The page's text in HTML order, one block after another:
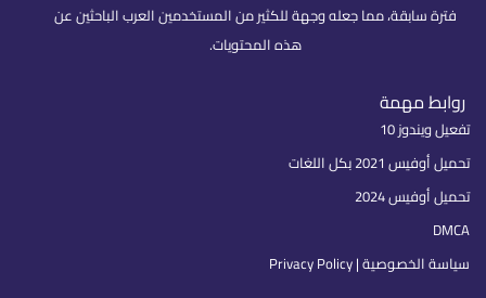
فترة سابقة، مما جعله وجهة للكثير من المستخدمين العرب الباحثين عن
هذه المحتويات.
روابط مهمة
تفعيل ويندوز 10
تحميل أوفيس 2021 بكل اللغات
تحميل أوفيس 2024
DMCA
سياسة الخصوصية | Privacy Policy